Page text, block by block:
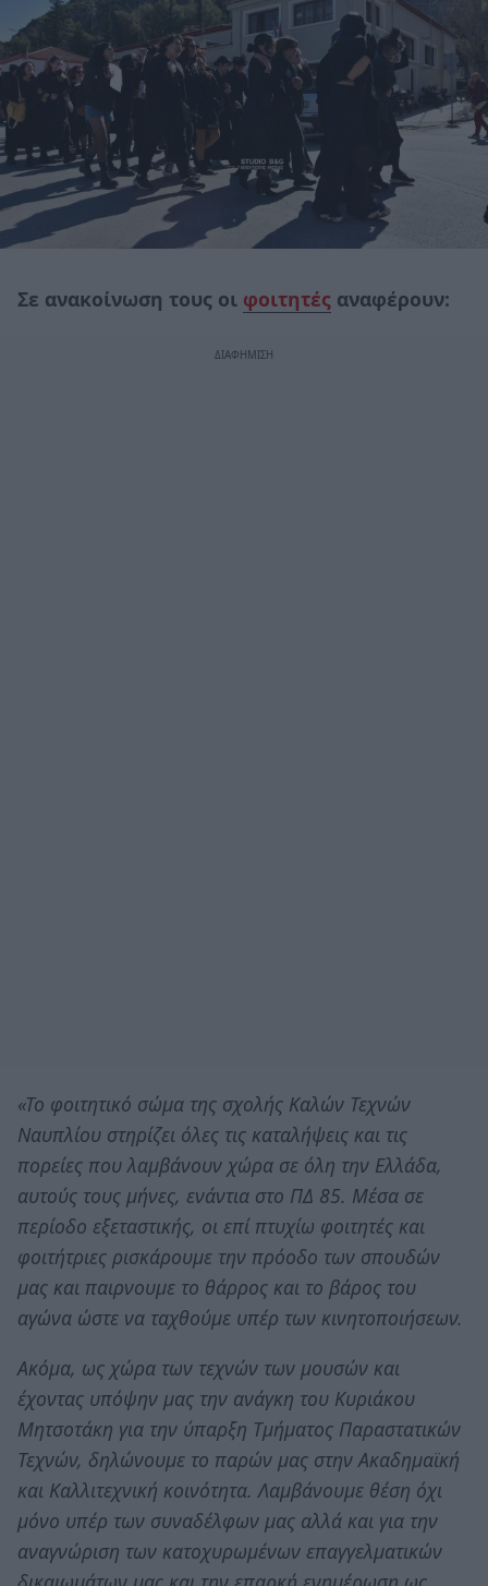
Σε ανακοίνωση τους οι φοιτητές αναφέρουν:
«Το φοιτητικό σώμα της σχολής Καλών Τεχνών
Ναυπλίου στηρίζει όλες τις καταλήψεις και τις
πορείες που λαμβάνουν χώρα σε όλη την Ελλάδα,
αυτούς τους μήνες, ενάντια στο ΠΔ 85. Μέσα σε
περίοδο εξεταστικής, οι επί πτυχίω φοιτητές και
φοιτήτριες ρισκάρουμε την πρόοδο των σπουδών
μας και παιρνουμε το θάρρος και το βάρος του
αγώνα ώστε να ταχθούμε υπέρ των κινητοποιήσεων.
Ακόμα, ως χώρα των τεχνών των μουσών και
έχοντας υπόψην μας την ανάγκη του Κυριάκου
Μητσοτάκη για την ύπαρξη Τμήματος Παραστατικών
Τεχνών, δηλώνουμε το παρών μας στην Ακαδημαϊκή
και Καλλιτεχνική κοινότητα. Λαμβάνουμε θέση όχι
μόνο υπέρ των συναδέλφων μας αλλά και για την
αναγνώριση των κατοχυρωμένων επαγγελματικών